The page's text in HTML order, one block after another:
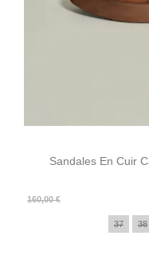
Sandales En Cuir
160,00 €
Prix
Prix
37 38